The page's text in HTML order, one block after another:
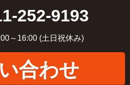
252-9193
～16:00 (土日祝休み)
合わせ